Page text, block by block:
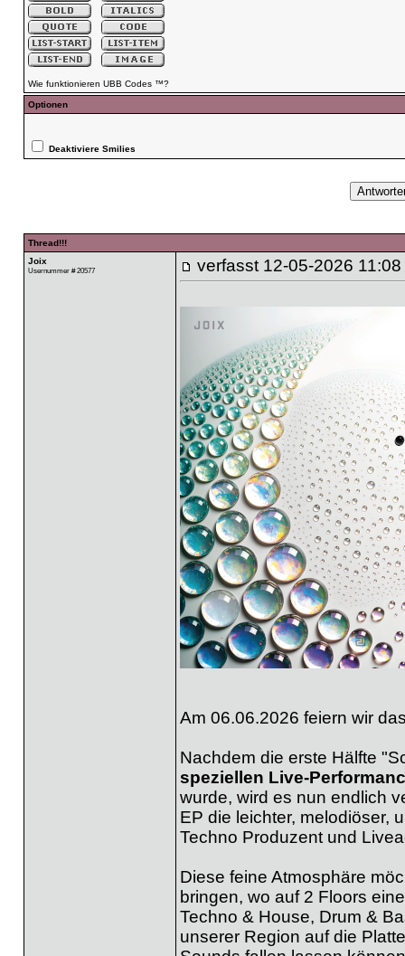
Wie funktionieren UBB Codes ™?
Optionen
Deaktiviere Smilies
Thread!!!
Joix
Usernummer # 20577 verfasst 12-05-2026 11:08
Am 06.06.2026 feiern wir
Nachdem die erste Hälfte
speziellen Live-
wurde, wird es nun endlich
EP die leichter, melodiöser,
Techno Produzent und
Diese feine Atmosphäre
bringen, wo auf 2 Floors
Techno & House, Drum &
unserer Region auf die